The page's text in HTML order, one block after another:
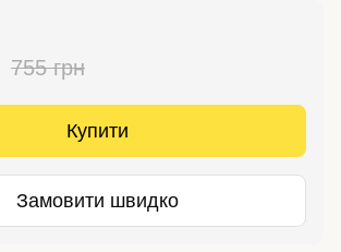
755 грн
Купити
Замовити швидко